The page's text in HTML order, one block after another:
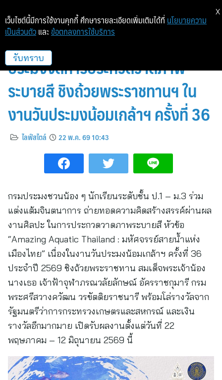
ปลุกพลังศิลป์ในตัวคุณ !! กรม
ประมงจัดการประกวดวาดภาพ
ระบายสี ชิงถ้วยพระราชทานฯ ใน
งานวันประมงน้อมเกล้าฯ ครั้งที่ 36
ไลฟ์สไตล์ 22 พ.ค. 69 10:43
กรมประมงชวนน้อง ๆ นักเรียนระดับชั้น ป.1 – ม.3 ร่วม
แต่งแต้มจินตนาการ ถ่ายทอดความคิดสร้างสรรค์ผ่านผล
งานศิลปะ ในการประกวดวาดภาพระบายสี หัวข้อ
“Amazing Aquatic Thailand : มหัศจรรย์สายน้ำแห่ง
เมืองไทย” เนื่องในงานวันประมงน้อมเกล้าฯ ครั้งที่ 36
ประจำปี 2569 ชิงถ้วยพระราชทาน สมเด็จพระเจ้าน้อง
นางเธอ เจ้าฟ้าจุฬาภรณวลัยลักษณ์ อัครราชกุมารี กรม
พระศรีสวางควัฒน วรขัตติยราชนารี พร้อมโล่รางวัลจาก
รัฐมนตรีว่าการกระทรวงเกษตรและสหกรณ์ และเงิน
รางวัลอีกมากมาย เปิดรับผลงานตั้งแต่วันที่ 22
พฤษภาคม – 12 มิถุนายน 2569 นี้
เว็บไซต์นี้มีการใช้งานคุกกี้ ศึกษารายละเอียดเพิ่มเติมได้ที่ นโยบายความ
เป็นส่วนตัว และ ข้อตกลงการใช้บริการ
รับทราบ
X